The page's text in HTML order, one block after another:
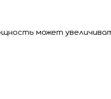
может